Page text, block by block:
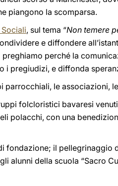
piangono la scomparsa.
, sul tema “Non temere
e diffondere
perché la
pregiudizi, e diffonda
parrocchiali, le associazioni,
folcloristici bavaresi
polacchi, con una
fondazione; il pellegrinaggio
alunni della scuola “Sacro